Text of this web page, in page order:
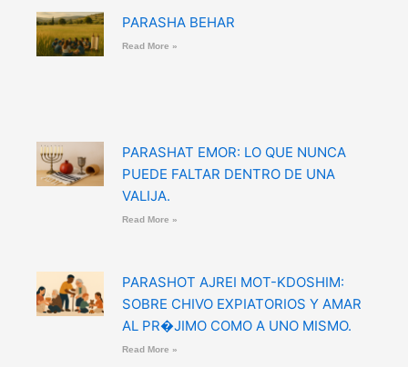
PARASHA BEHAR
Read More »
PARASHAT EMOR: LO QUE NUNCA
PUEDE FALTAR DENTRO DE UNA
VALIJA.
Read More »
PARASHOT AJREI MOT-KDOSHIM:
SOBRE CHIVO EXPIATORIOS Y AMAR
AL PR�JIMO COMO A UNO MISMO.
Read More »